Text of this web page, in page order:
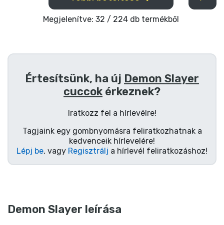
Megjelenítve: 32 / 224 db termékből
Értesítsünk, ha új Demon Slayer
cuccok érkeznek?
Iratkozz fel a hírlevélre!
Tagjaink egy gombnyomásra feliratkozhatnak a
kedvenceik hírlevelére!
Lépj be, vagy Regisztrálj a hírlevél feliratkozáshoz!
Demon Slayer leírása